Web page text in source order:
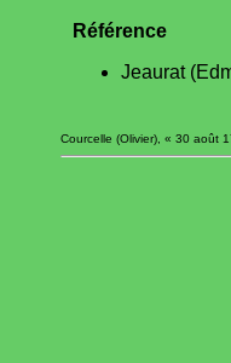
Référence
Jeaurat
Courcelle (Olivier), « 30 août